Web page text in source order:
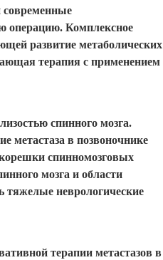
современные
операцию. Комплексное
развитие метаболических
терапия с применением
спинного мозга.
метастаза в позвоночнике
спинномозговых
мозга и области
тяжелые неврологические
терапии метастазов в